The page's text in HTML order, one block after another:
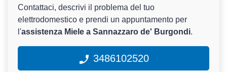
Contattaci, descrivi il problema del tuo
elettrodomestico e prendi un appuntamento per
l'assistenza Miele a Sannazzaro de' Burgondi.
3486102520